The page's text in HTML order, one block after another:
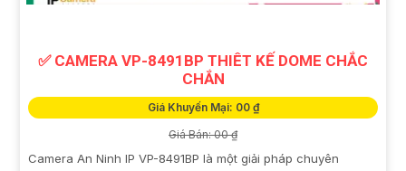
✅ CAMERA VP-8491BP THIÊT KẾ DOME CHẮC
CHẮN
Giá Khuyến Mại: 00 ₫
Giá Bán: 00 ₫
Camera An Ninh IP VP-8491BP là một giải pháp chuyên